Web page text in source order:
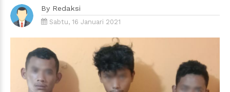
By Redaksi
Sabtu, 16 Januari 2021